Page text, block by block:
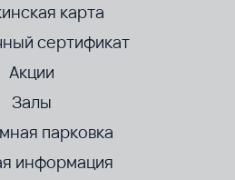
карта
сертификат
Акции
Залы
парковка
информация